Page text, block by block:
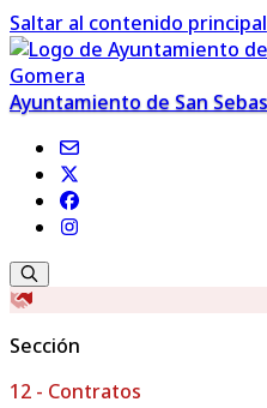
Saltar al contenido principal
Ayuntamiento de San
Sección
12 - Contratos